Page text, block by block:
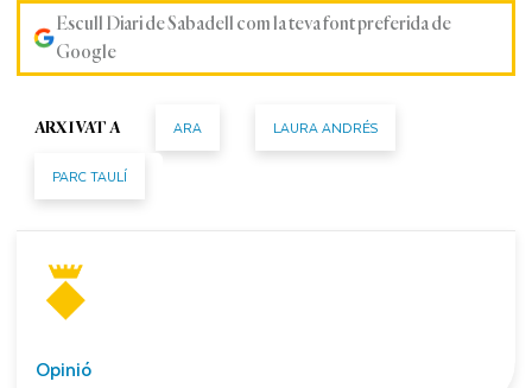
Escull Diari de Sabadell com la teva font preferida de
Google
ARXIVAT A ARA LAURA ANDRÉS
PARC TAULÍ
Opinió